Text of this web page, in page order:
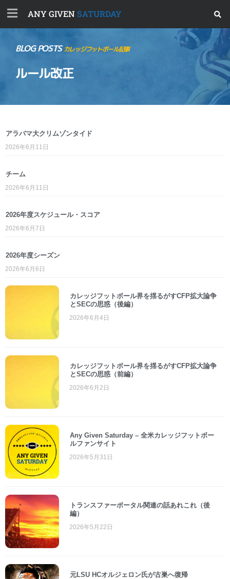
ANY GIVEN SATURDAY
BLOG POSTSカレッジフットボール記事
ルール改正
アラバマ大クリムゾンタイド
2026年6月11日
チーム
2026年6月11日
2026年度スケジュール・スコア
2026年6月7日
2026年度シーズン
2026年6月6日
カレッジフットボール界を揺るがすCFP拡大論争
とSECの思惑（後編）
2026年6月4日
カレッジフットボール界を揺るがすCFP拡大論争
とSECの思惑（前編）
2026年6月2日
Any Given Saturday – 全米カレッジフットボー
ルファンサイト
2026年5月31日
トランスファーポータル関連の話あれこれ（後
編）
2026年5月22日
元LSU HCオルジェロン氏が古巣へ復帰